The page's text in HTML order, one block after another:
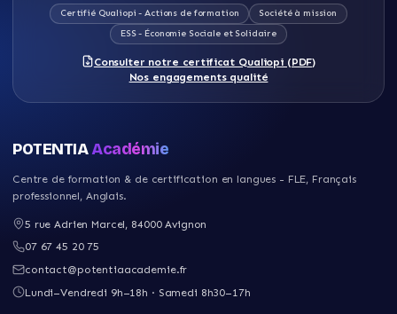
Certifié Qualiopi - Actions de formation
Société à mission
ESS - Économie Sociale et Solidaire
Consulter notre certificat Qualiopi (PDF)
Nos engagements qualité
POTENTIAAcadémie
Centre de formation & de certification en langues - FLE, Français
professionnel, Anglais.
5 rue Adrien Marcel, 84000 Avignon
07 67 45 20 75
contact@potentiaacademie.fr
Lundi–Vendredi 9h–18h · Samedi 8h30–17h